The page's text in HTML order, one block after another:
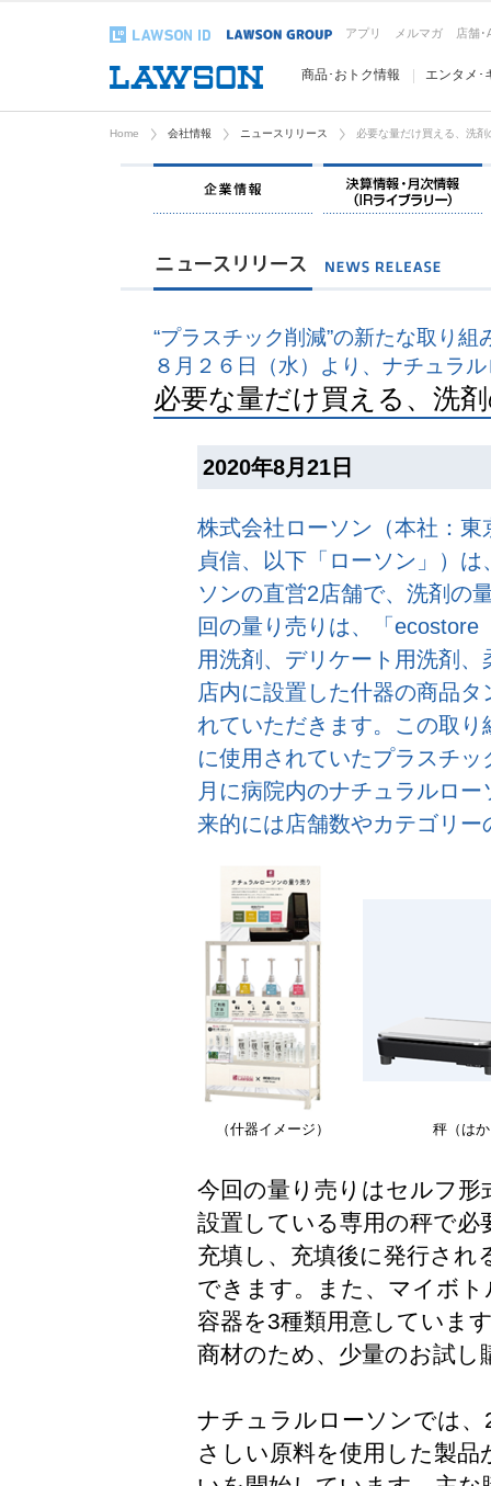
アプリ メルマガ 店舗･
商品･おトク情報 エンタメ･
Home 会社情報 ニュースリリース 必要な量だけ買える、洗
企業情報
“プラスチック削減”の新たな取り組
８月２６日（水）より、ナチュラ
必要な量だけ買える、洗
2020年8月21日
株式会社ローソン（本社：
貞信、以下「ローソン」）
ソンの直営2店舗で、洗剤の
回の量り売りは、「
用洗剤、デリケート用洗剤
店内に設置した什器の商品
れていただきます。この取
に使用されていたプラスチ
月に病院内のナチュラルロ
来的には店舗数やカテゴリ
（什器イメージ） 秤（は
今回の量り売りはセルフ形
設置している専用の秤で必
充填し、充填後に発行さ
できます。また、マイボ
容器を3種類用意していま
商材のため、少量のお試
ナチュラルローソンでは
さしい原料を使用した製